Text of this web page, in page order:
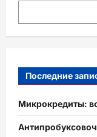
Последние
Микрокредиты: